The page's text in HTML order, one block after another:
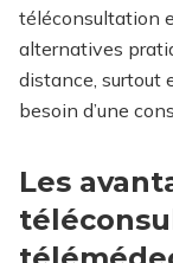
téléconsultation
alternatives
distance, surtout
besoin d’une
Les